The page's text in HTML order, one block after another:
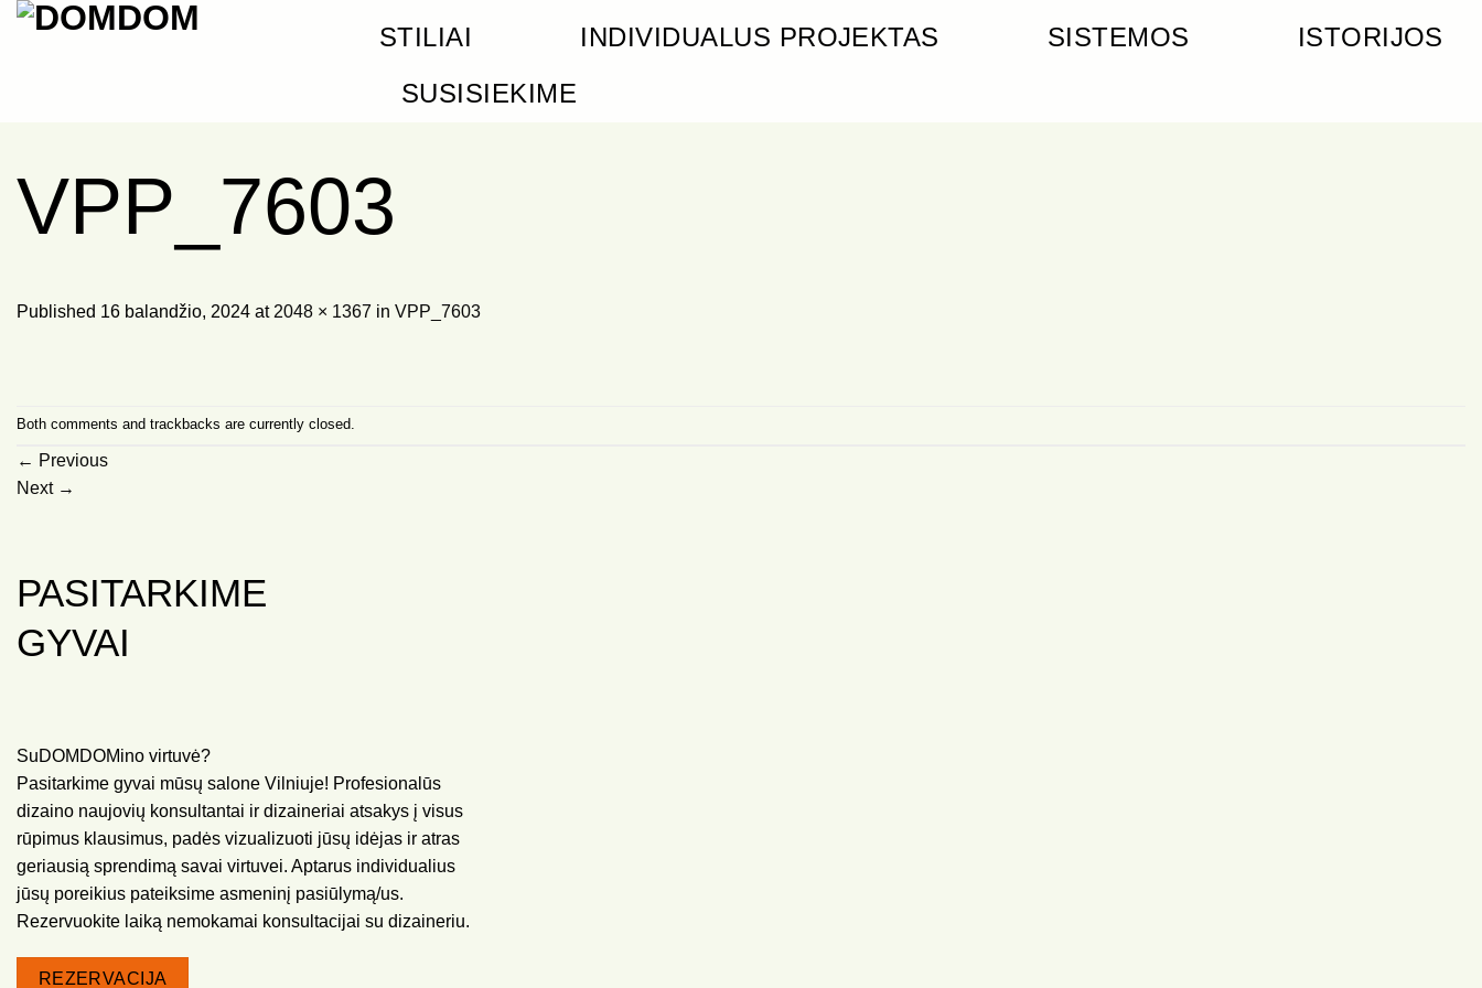
Skip
STILIAI INDIVIDUALUS PROJEKTAS SISTEMOS
ISTORIJOS
SUSISIEKIME
VPP_7603
Published 16 balandžio, 2024 at 2048 × 1367 in VPP_7603
Both comments and trackbacks are currently closed.
← Previous
Next →
PASITARKIME
GYVAI
SuDOMDOMino virtuvė?
Pasitarkime gyvai mūsų salone Vilniuje! Profesionalūs
dizaino naujovių konsultantai ir dizaineriai atsakys į visus
rūpimus klausimus, padės vizualizuoti jūsų idėjas ir atras
geriausią sprendimą savai virtuvei. Aptarus individualius
jūsų poreikius pateiksime asmeninį pasiūlymą/us.
Rezervuokite laiką nemokamai konsultacijai su dizaineriu.
REZERVACIJA